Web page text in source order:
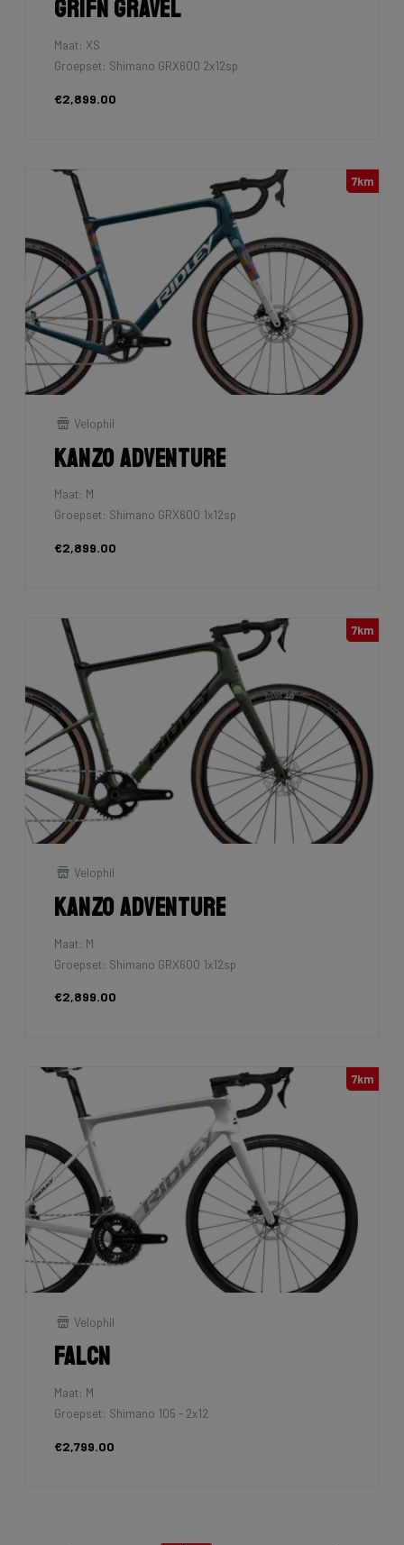
Grifn Gravel
Maat: XS
Groepset: Shimano GRX600 2x12sp
€2,899.00
7km
Velophil
Kanzo Adventure
Maat: M
Groepset: Shimano GRX600 1x12sp
€2,899.00
7km
Velophil
Kanzo Adventure
Maat: M
Groepset: Shimano GRX600 1x12sp
€2,899.00
7km
Velophil
Falcn
Maat: M
Groepset: Shimano 105 - 2x12
€2,799.00